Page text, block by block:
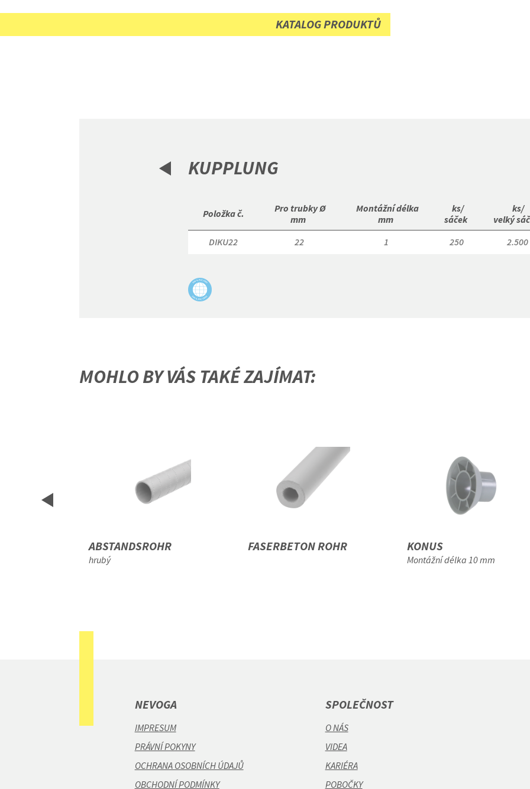
KATALOG PRODUKTŮ
KUPPLUNG
Položka č.
Pro trubky Ø
mm
Montážní délka
mm
ks/
sáček
ks/
velký
DIKU22
22 1 250 2.500
MOHLO BY VÁS TAKÉ ZAJÍMAT:
ABSTANDSROHR
hrubý
FASERBETON ROHR KONUS
Montážní délka 10 mm
NEVOGA
IMPRESUM
PRÁVNÍ POKYNY
OCHRANA OSOBNÍCH ÚDAJŮ
OBCHODNÍ PODMÍNKY
SPOLEČNOST
O NÁS
VIDEA
KARIÉRA
POBOČKY